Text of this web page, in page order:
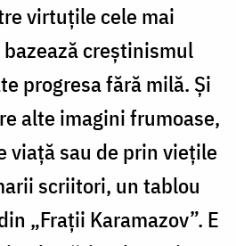
virtuțile cele mai
creștinismul
progresa fără milă. Și
alte imagini frumoase,
viață sau de prin viețile
scriitori, un tablou
„Frații Karamazov”. E